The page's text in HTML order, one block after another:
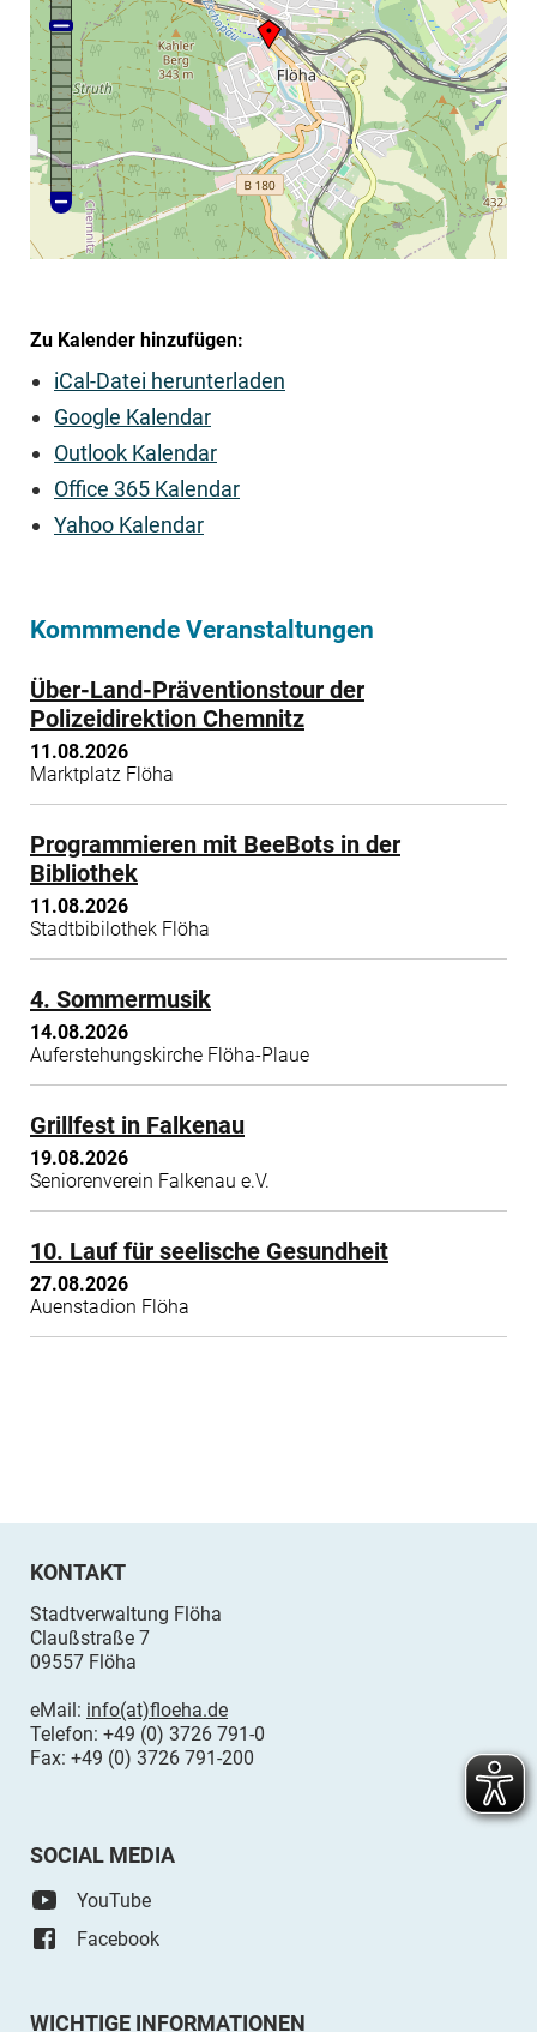
Zu Kalender hinzufügen:
iCal-Datei herunterladen
Google Kalendar
Outlook Kalendar
Office 365 Kalendar
Yahoo Kalendar
Kommmende Veranstaltungen
Über-Land-Präventionstour der
Polizeidirektion Chemnitz
11.08.2026
Marktplatz Flöha
Programmieren mit BeeBots in der
Bibliothek
11.08.2026
Stadtbibilothek Flöha
4. Sommermusik
14.08.2026
Auferstehungskirche Flöha-Plaue
Grillfest in Falkenau
19.08.2026
Seniorenverein Falkenau e.V.
10. Lauf für seelische Gesundheit
27.08.2026
Auenstadion Flöha
KONTAKT
Stadtverwaltung Flöha
Claußstraße 7
09557 Flöha
eMail: info(at)floeha.de
Telefon: +49 (0) 3726 791-0
Fax: +49 (0) 3726 791-200
SOCIAL MEDIA
YouTube
Facebook
WICHTIGE INFORMATIONEN